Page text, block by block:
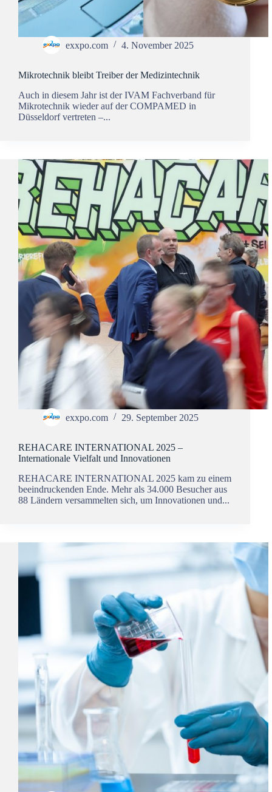
exxpo.com 4. November 2025
Mikrotechnik bleibt Treiber der Medizintechnik
Auch in diesem Jahr ist der IVAM Fachverband für
Mikrotechnik wieder auf der COMPAMED in
Düsseldorf vertreten –...
exxpo.com 29. September 2025
REHACARE INTERNATIONAL 2025 –
Internationale Vielfalt und Innovationen
REHACARE INTERNATIONAL 2025 kam zu einem
beeindruckenden Ende. Mehr als 34.000 Besucher aus
88 Ländern versammelten sich, um Innovationen und...